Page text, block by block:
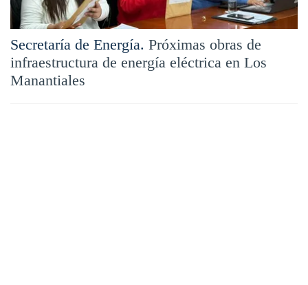
Secretaría de Energía. Próximas obras de
infraestructura de energía eléctrica en Los
Manantiales